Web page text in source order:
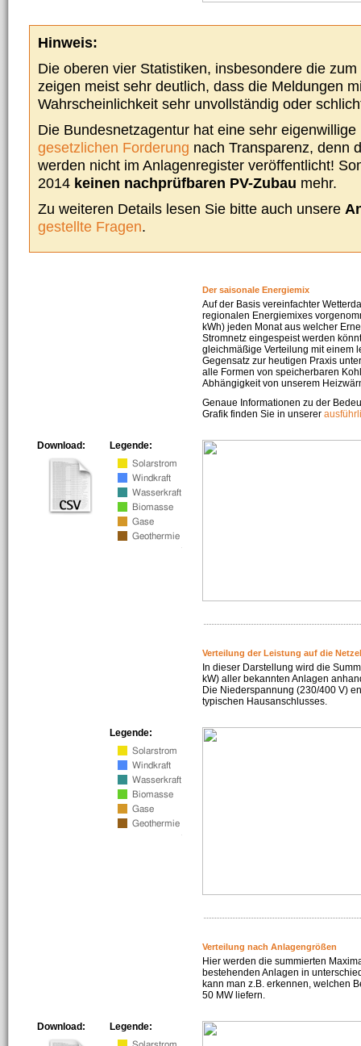
Hinweis:
Die oberen vier Statistiken, insbesondere die
zeigen meist sehr deutlich, dass die Meldungen
Wahrscheinlichkeit sehr unvollständig oder
Die Bundesnetzagentur hat eine sehr
gesetzlichen Forderung nach Transparenz, denn
werden nicht im Anlagenregister veröffentlicht!
2014 keinen nachprüfbaren PV-Zubau mehr.
Zu weiteren Details lesen Sie bitte auch unsere
gestellte Fragen.
Der saisonale Energiemix
Auf der Basis vereinfachter
regionalen Energiemixes
kWh) jeden Monat aus welcher
Stromnetz eingespeist werden
gleichmäßige Verteilung mit einem
Gegensatz zur heutigen Praxis
alle Formen von speicherbaren
Abhängigkeit von unserem
Genaue Informationen zu der
Grafik finden Sie in unserer
Legende:
Download:
Verteilung der Leistung auf die
In dieser Darstellung wird die
kW) aller bekannten Anlagen
Die Niederspannung (230/400 V)
typischen Hausanschlusses.
Legende:
Verteilung nach Anlagengrößen
Hier werden die summierten
bestehenden Anlagen in
kann man z.B. erkennen, welchen
50 MW liefern.
Legende:
Download: